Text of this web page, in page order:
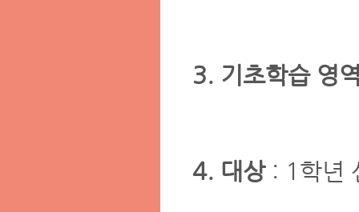
3. 기초학습 영
4. 대상: 1학년